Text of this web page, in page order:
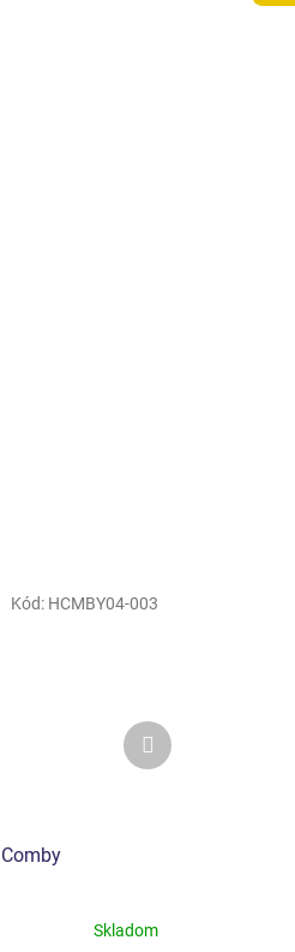
Skladom
Kód: HCMBY04-003
Ďalší
produkt